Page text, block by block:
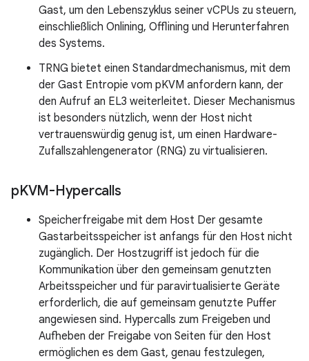
Gast, um den Lebenszyklus seiner vCPUs zu steuern,
einschließlich Onlining, Offlining und Herunterfahren
des Systems.
TRNG bietet einen Standardmechanismus, mit dem
der Gast Entropie vom pKVM anfordern kann, der
den Aufruf an EL3 weiterleitet. Dieser Mechanismus
ist besonders nützlich, wenn der Host nicht
vertrauenswürdig genug ist, um einen Hardware-
Zufallszahlengenerator (RNG) zu virtualisieren.
pKVM-Hypercalls
Speicherfreigabe mit dem Host Der gesamte
Gastarbeitsspeicher ist anfangs für den Host nicht
zugänglich. Der Hostzugriff ist jedoch für die
Kommunikation über den gemeinsam genutzten
Arbeitsspeicher und für paravirtualisierte Geräte
erforderlich, die auf gemeinsam genutzte Puffer
angewiesen sind. Hypercalls zum Freigeben und
Aufheben der Freigabe von Seiten für den Host
ermöglichen es dem Gast, genau festzulegen,